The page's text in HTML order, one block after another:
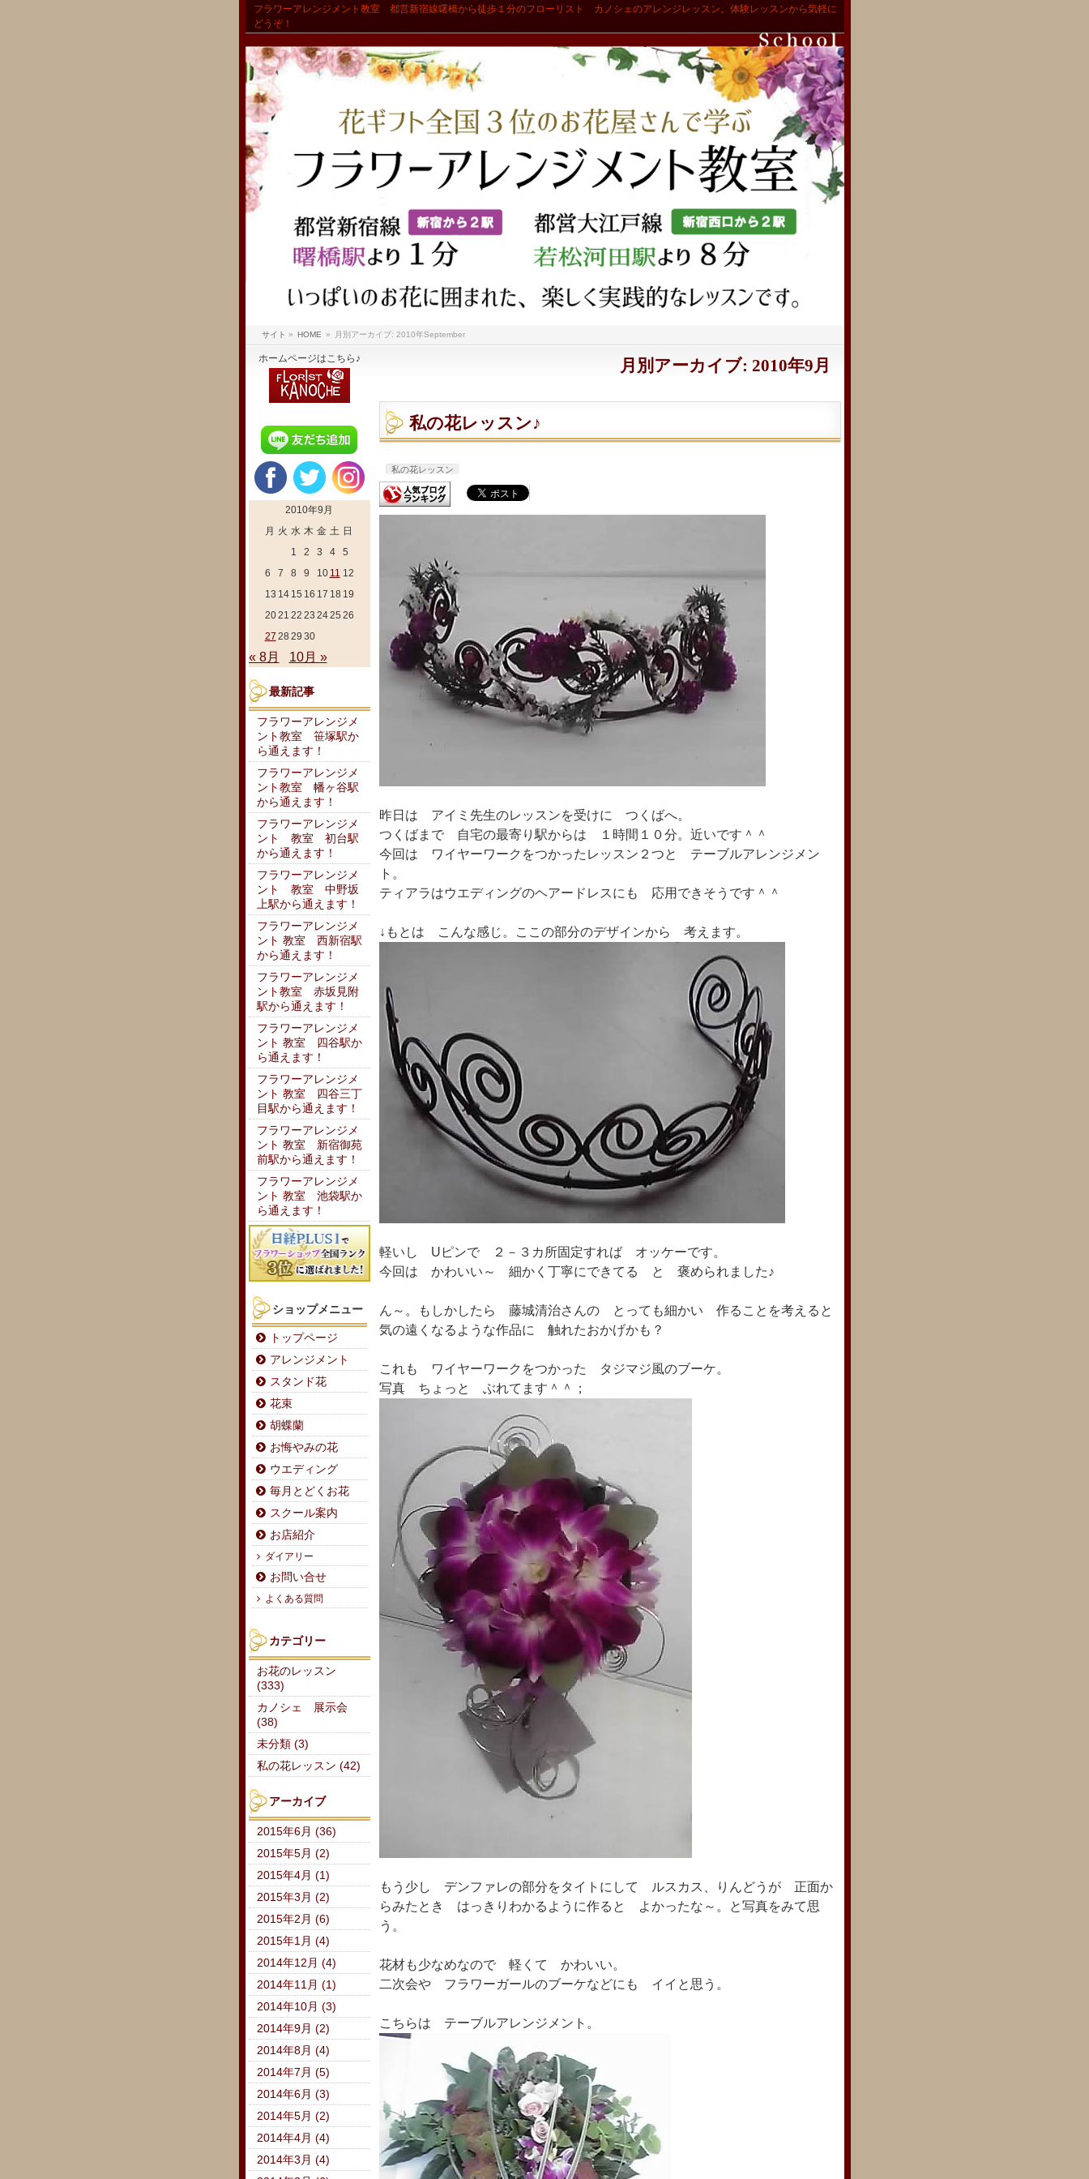
フラワーアレンジメント教室 都営新宿線曙橋から徒歩１分のフローリスト カノシェのアレンジレッスン。体験レッスンから気軽に
どうぞ！
サイト » HOME » 月別アーカイブ: 2010年September
月別アーカイブ: 2010年9月
私の花レッスン♪
私の花レッスン
昨日は アイミ先生のレッスンを受けに つくばへ。
つくばまで 自宅の最寄り駅からは １時間１０分。近いです＾＾
今回は ワイヤーワークをつかったレッスン２つと テーブルアレンジメン
ト。
ティアラはウエディングのヘアードレスにも 応用できそうです＾＾
↓もとは こんな感じ。ここの部分のデザインから 考えます。
軽いし Uピンで ２－３カ所固定すれば オッケーです。
今回は かわいい～ 細かく丁寧にできてる と 褒められました♪
ん～。もしかしたら 藤城清治さんの とっても細かい 作ることを考えると
気の遠くなるような作品に 触れたおかげかも？
これも ワイヤーワークをつかった タジマジ風のブーケ。
写真 ちょっと ぶれてます＾＾；
もう少し デンファレの部分をタイトにして ルスカス、りんどうが 正面か
らみたとき はっきりわかるように作ると よかったな～。と写真をみて思
う。
花材も少なめなので 軽くて かわいい。
二次会や フラワーガールのブーケなどにも イイと思う。
こちらは テーブルアレンジメント。
ホームページはこちら♪
2010年9月
月 火 水 木 金 土 日
1
2 3 4
5
6
7 8 9 10 11 12
13 14 15 16 17 18 19
2021 22 23 2425 26
27 28 29 30
« 8月 10月 »
最新記事
フラワーアレンジメ
ント教室 笹塚駅か
ら通えます！
フラワーアレンジメ
ント教室 幡ヶ谷駅
から通えます！
フラワーアレンジメ
ント 教室 初台駅
から通えます！
フラワーアレンジメ
ント 教室 中野坂
上駅から通えます！
フラワーアレンジメ
ント 教室 西新宿駅
から通えます！
フラワーアレンジメ
ント教室 赤坂見附
駅から通えます！
フラワーアレンジメ
ント 教室 四谷駅か
ら通えます！
フラワーアレンジメ
ント 教室 四谷三丁
目駅から通えます！
フラワーアレンジメ
ント 教室 新宿御苑
前駅から通えます！
フラワーアレンジメ
ント 教室 池袋駅か
ら通えます！
ショップメニュー
トップページ
アレンジメント
スタンド花
花束
胡蝶蘭
お悔やみの花
ウエディング
毎月とどくお花
スクール案内
お店紹介
ダイアリー
お問い合せ
よくある質問
カテゴリー
お花のレッスン
(333)
カノシェ 展示会
(38)
未分類 (3)
私の花レッスン (42)
アーカイブ
2015年6月 (36)
2015年5月 (2)
2015年4月 (1)
2015年3月 (2)
2015年2月 (6)
2015年1月 (4)
2014年12月 (4)
2014年11月 (1)
2014年10月 (3)
2014年9月 (2)
2014年8月 (4)
2014年7月 (5)
2014年6月 (3)
2014年5月 (2)
2014年4月 (4)
2014年3月 (4)